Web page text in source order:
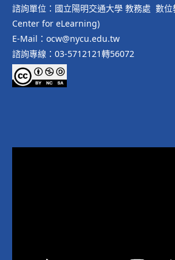
諮詢單位：國立陽明交通大學 教務處 數位
Center for eLearning)
E-Mail：ocw@nycu.edu.tw
諮詢專線：03-5712121轉56072